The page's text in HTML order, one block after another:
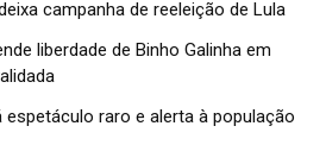
campanha de reeleição de Lula
liberdade de Binho Galinha em
espetáculo raro e alerta à população